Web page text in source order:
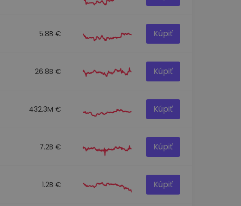
5.8B € Kúpiť
26.8B € Kúpiť
432.3M € Kúpiť
7.2B € Kúpiť
1.2B € Kúpiť